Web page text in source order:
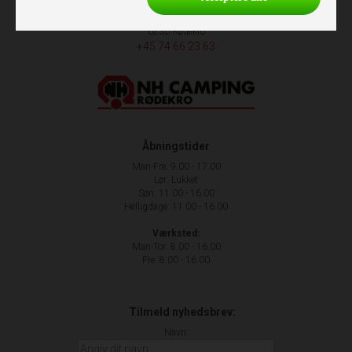
Nr. Hostrupvej 27
6230 Rødekro
+45 74 66 23 63
Åbningstider
Man-Fre: 9.00 - 17.00
Lør: Lukket
Søn: 11.00 - 16.00
Helligdage: 11.00 - 16.00
Værksted:
Man-Tor: 8.00 - 16.00
Fre: 8.00 - 16.00
Tilmeld nyhedsbrev:
Navn: